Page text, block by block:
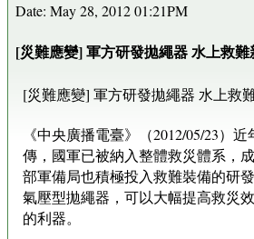
Date: May 28, 2012 01:21PM
[災難應變] 軍方研發拋繩器 水上救難
[災難應變] 軍方研發拋繩器 水上救
《中央廣播電臺》（2012/05/23）
傳，國軍已被納入整體救災體系，
部軍備局也積極投入救難裝備的研
氣壓型拋繩器，可以大幅提高救災
的利器。